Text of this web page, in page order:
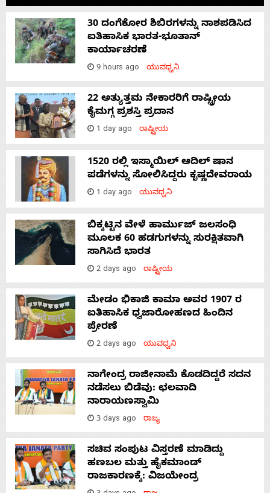
30 ದಂಗೆಕೋರ ಶಿಬಿರಗಳನ್ನು ನಾಶಪಡಿಸಿದ
ಐತಿಹಾಸಿಕ ಭಾರತ-ಭೂತಾನ್
ಕಾರ್ಯಾಚರಣೆ
9 hours ago ಯುವಧ್ವನಿ
22 ಅತ್ಯುತ್ತಮ ನೇಕಾರರಿಗೆ ರಾಷ್ಟ್ರೀಯ
ಕೈಮಗ್ಗ ಪ್ರಶಸ್ತಿ ಪ್ರದಾನ
1 day ago ರಾಷ್ಟ್ರೀಯ
1520 ರಲ್ಲಿ ಇಸ್ಮಾಯಿಲ್ ಆದಿಲ್ ಷಾನ
ಪಡೆಗಳನ್ನು ಸೋಲಿಸಿದ್ದರು ಕೃಷ್ಣದೇವರಾಯ
1 day ago ಯುವಧ್ವನಿ
ಬಿಕ್ಕಟ್ಟಿನ ವೇಳೆ ಹಾರ್ಮುಜ್ ಜಲಸಂಧಿ
ಮೂಲಕ 60 ಹಡಗುಗಳನ್ನು ಸುರಕ್ಷಿತವಾಗಿ
ಸಾಗಿಸಿದೆ ಭಾರತ
2 days ago ರಾಷ್ಟ್ರೀಯ
ಮೇಡಂ ಭಿಕಾಜಿ ಕಾಮಾ ಅವರ 1907 ರ
ಐತಿಹಾಸಿಕ ಧ್ವಜಾರೋಹಣದ ಹಿಂದಿನ
ಪ್ರೇರಣೆ
2 days ago ಯುವಧ್ವನಿ
ನಾಗೇಂದ್ರ ರಾಜೀನಾಮೆ ಕೊಡದಿದ್ದರೆ ಸದನ
ನಡೆಸಲು ಬಿಡೆವು: ಛಲವಾದಿ
ನಾರಾಯಣಸ್ವಾಮಿ
3 days ago ರಾಜ್ಯ
ಸಚಿವ ಸಂಪುಟ ವಿಸ್ತರಣೆ ಮಾಡಿದ್ದು
ಹಣಬಲ ಮತ್ತು ಹೈಕಮಾಂಡ್
ರಾಜಕಾರಣಕ್ಕೆ: ವಿಜಯೇಂದ್ರ